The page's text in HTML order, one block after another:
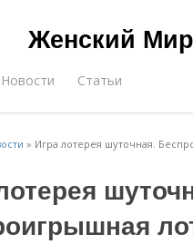
Женский Мир
Новости Статьи
» Игра лотерея шуточная.